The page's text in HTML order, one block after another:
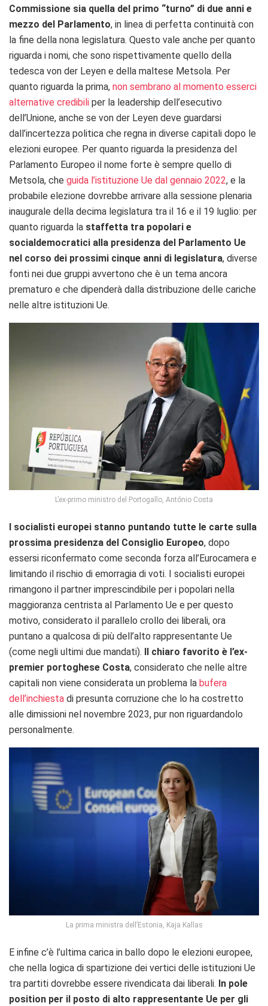
Commissione sia quella del primo “turno” di due anni e
mezzo del Parlamento, in linea di perfetta continuità con
la fine della nona legislatura. Questo vale anche per quanto
riguarda i nomi, che sono rispettivamente quello della
tedesca von der Leyen e della maltese Metsola. Per
quanto riguarda la prima, non sembrano al momento esserci
alternative credibili per la leadership dell’esecutivo
dell’Unione, anche se von der Leyen deve guardarsi
dall’incertezza politica che regna in diverse capitali dopo le
elezioni europee. Per quanto riguarda la presidenza del
Parlamento Europeo il nome forte è sempre quello di
Metsola, che guida l’istituzione Ue dal gennaio 2022, e la
probabile elezione dovrebbe arrivare alla sessione plenaria
inaugurale della decima legislatura tra il 16 e il 19 luglio: per
quanto riguarda la staffetta tra popolari e
socialdemocratici alla presidenza del Parlamento Ue
nel corso dei prossimi cinque anni di legislatura, diverse
fonti nei due gruppi avvertono che è un tema ancora
prematuro e che dipenderà dalla distribuzione delle cariche
nelle altre istituzioni Ue.
L’ex-primo ministro del Portogallo, António Costa
I socialisti europei stanno puntando tutte le carte sulla
prossima presidenza del Consiglio Europeo, dopo
essersi riconfermato come seconda forza all’Eurocamera e
limitando il rischio di emorragia di voti. I socialisti europei
rimangono il partner imprescindibile per i popolari nella
maggioranza centrista al Parlamento Ue e per questo
motivo, considerato il parallelo crollo dei liberali, ora
puntano a qualcosa di più dell’alto rappresentante Ue
(come negli ultimi due mandati). Il chiaro favorito è l’ex-
premier portoghese Costa, considerato che nelle altre
capitali non viene considerata un problema la bufera
dell’inchiesta di presunta corruzione che lo ha costretto
alle dimissioni nel novembre 2023, pur non riguardandolo
personalmente.
La prima ministra dell’Estonia, Kaja Kallas
E infine c’è l’ultima carica in ballo dopo le elezioni europee,
che nella logica di spartizione dei vertici delle istituzioni Ue
tra partiti dovrebbe essere rivendicata dai liberali. In pole
position per il posto di alto rappresentante Ue per gli